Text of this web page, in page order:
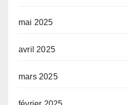
mai 2025
avril 2025
mars 2025